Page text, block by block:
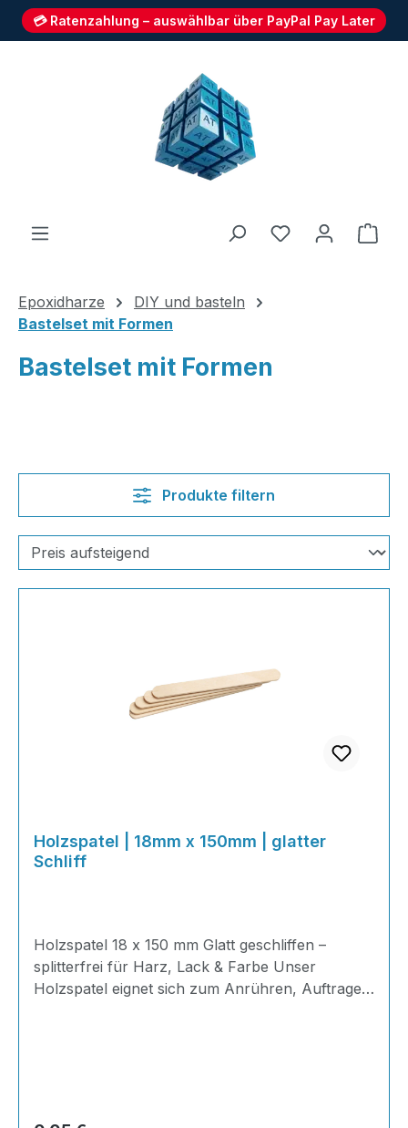
💳 Ratenzahlung – auswählbar über PayPal Pay Later
Du hast 0
Epoxidharze
DIY und basteln
Bastelset mit Formen
Bastelset mit Formen
Produkte filtern
Holzspatel | 18mm x 150mm | glatter
Schliff
Holzspatel 18 x 150 mm Glatt geschliffen –
splitterfrei für Harz, Lack & Farbe Unser
Holzspatel eignet sich zum Anrühren, Auftragen
Holzspäne ins Substrat gelangen. ✓